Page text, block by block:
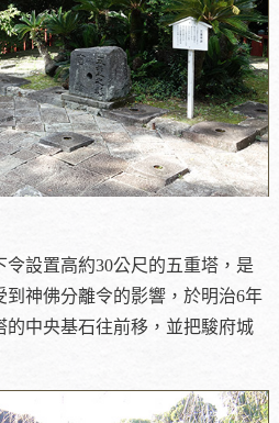
設置高約30公尺的五重塔，是
神佛分離令的影響，於明治6年
中央基石往前移，並把駿府城